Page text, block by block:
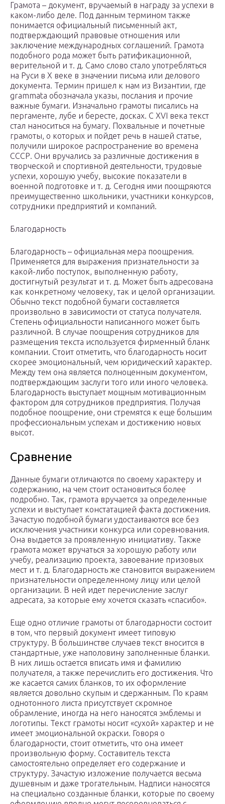
Грамота – документ, вручаемый в награду за успехи в
каком-либо деле. Под данным термином также
понимается официальный письменный акт,
подтверждающий правовые отношения или
заключение международных соглашений. Грамота
подобного рода может быть ратификационной,
верительной и т. д. Само слово стало употребляться
на Руси в X веке в значении письма или делового
документа. Термин пришел к нам из Византии, где
grammata обозначала указы, послания и прочие
важные бумаги. Изначально грамоты писались на
пергаменте, лубе и бересте, досках. С XVI века текст
стал наноситься на бумагу. Похвальные и почетные
грамоты, о которых и пойдет речь в нашей статье,
получили широкое распространение во времена
СССР. Они вручались за различные достижения в
творческой и спортивной деятельности, трудовые
успехи, хорошую учебу, высокие показатели в
военной подготовке и т. д. Сегодня ими поощряются
преимущественно школьники, участники конкурсов,
сотрудники предприятий и компаний.
Благодарность
Благодарность – официальная мера поощрения.
Применяется для выражения признательности за
какой-либо поступок, выполненную работу,
достигнутый результат и т. д. Может быть адресована
как конкретному человеку, так и целой организации.
Обычно текст подобной бумаги составляется
произвольно в зависимости от статуса получателя.
Степень официальности написанного может быть
различной. В случае поощрения сотрудников для
размещения текста используется фирменный бланк
компании. Стоит отметить, что благодарность носит
скорее эмоциональный, чем юридический характер.
Между тем она является полноценным документом,
подтверждающим заслуги того или иного человека.
Благодарность выступает мощным мотивационным
фактором для сотрудников предприятия. Получая
подобное поощрение, они стремятся к еще большим
профессиональным успехам и достижению новых
высот.
Сравнение
Данные бумаги отличаются по своему характеру и
содержанию, на чем стоит остановиться более
подробно. Так, грамота вручается за определенные
успехи и выступает констатацией факта достижения.
Зачастую подобной бумаги удостаиваются все без
исключения участники конкурса или соревнования.
Она выдается за проявленную инициативу. Также
грамота может вручаться за хорошую работу или
учебу, реализацию проекта, завоевание призовых
мест и т. д. Благодарность же становится выражением
признательности определенному лицу или целой
организации. В ней идет перечисление заслуг
адресата, за которые ему хочется сказать «спасибо».
Еще одно отличие грамоты от благодарности состоит
в том, что первый документ имеет типовую
структуру. В большинстве случаев текст вносится в
стандартные, уже наполовину заполненные бланки.
В них лишь остается вписать имя и фамилию
получателя, а также перечислить его достижения. Что
же касается самих бланков, то их оформление
является довольно скупым и сдержанным. По краям
однотонного листа присутствует скромное
обрамление, иногда на него наносятся эмблемы и
логотипы. Текст грамоты носит «сухой» характер и не
имеет эмоциональной окраски. Говоря о
благодарности, стоит отметить, что она имеет
произвольную форму. Составитель текста
самостоятельно определяет его содержание и
структуру. Зачастую изложение получается весьма
душевным и даже трогательным. Надписи наносятся
на специально созданные бланки, которые по своему